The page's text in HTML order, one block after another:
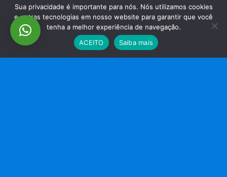
Sua privacidade é importante para nós. Nós utilizamos cookies
e outras tecnologias em nosso website para garantir que você
tenha a melhor experiência de navegação.
ACEITO
Saiba mais